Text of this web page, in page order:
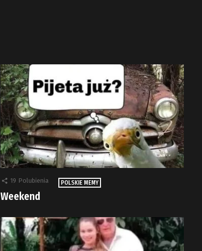
19 Polubienia POLSKIE MEMY
Weekend